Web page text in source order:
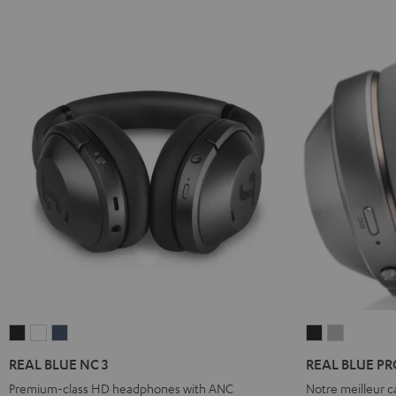
REAL BLUE NC 3
Premium-class HD headphones with ANC
REAL BLUE
Notre meilleur